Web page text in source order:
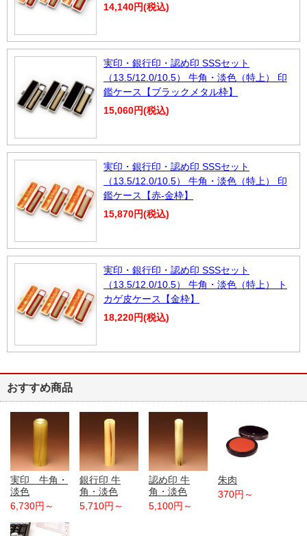
14,140円(税込)
実印・銀行印・認め印 SSSセット
（13.5/12.0/10.5） 牛角・淡色（特上） 印
鑑ケース【ブラックメタル枠】
15,060円(税込)
実印・銀行印・認め印 SSSセット
（13.5/12.0/10.5） 牛角・淡色（特上） 印
鑑ケース【赤-金枠】
15,870円(税込)
実印・銀行印・認め印 SSSセット
（13.5/12.0/10.5） 牛角・淡色（特上） ト
カゲ皮ケース【金枠】
18,220円(税込)
おすすめ商品
実印 牛角・
淡色
6,730円～
銀行印 牛
角・淡色
5,710円～
認め印 牛
角・淡色
5,100円～
朱肉
370円～